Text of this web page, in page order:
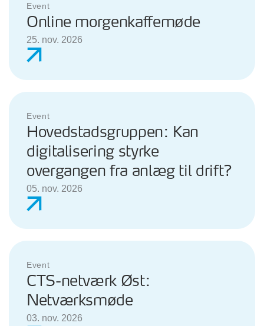
Event
Online morgenkaffemøde
25. nov. 2026
Event
Hovedstadsgruppen: Kan
digitalisering styrke
overgangen fra anlæg til drift?
05. nov. 2026
Event
CTS-netværk Øst:
Netværksmøde
03. nov. 2026